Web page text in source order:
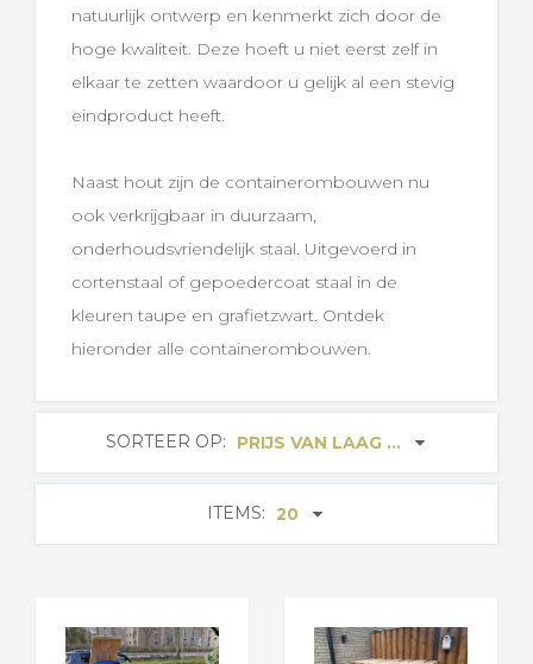
natuurlijk ontwerp en kenmerkt zich door de
hoge kwaliteit. Deze hoeft u niet eerst zelf in
elkaar te zetten waardoor u gelijk al een stevig
eindproduct heeft.
Naast hout zijn de containerombouwen nu
ook verkrijgbaar in duurzaam,
onderhoudsvriendelijk staal. Uitgevoerd in
cortenstaal of gepoedercoat staal in de
kleuren taupe en grafietzwart. Ontdek
hieronder alle containerombouwen.
SORTEER OP: PRIJS VAN LAAG ...
ITEMS: 20